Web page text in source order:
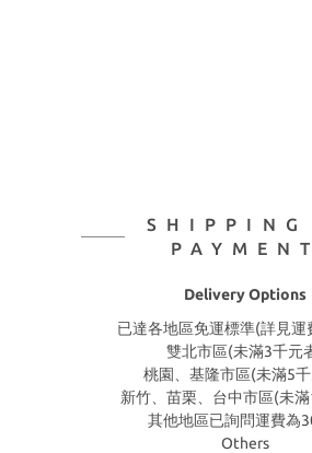
SHIPPING
PAYMENT
Delivery Options
已達各地區免運標準(詳見運
雙北市區(未滿3千元
桃園、基隆市區(未滿5
新竹、苗栗、台中市區(未
其他地區已詢問運費為
Others